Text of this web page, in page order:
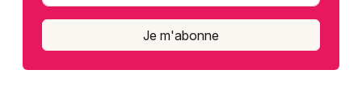
Je m'abonne